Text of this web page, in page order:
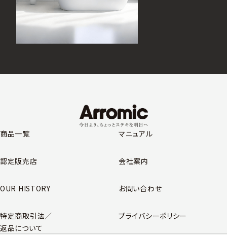
商品一覧 マニュアル
認定販売店 会社案内
OUR HISTORY お問い合わせ
特定商取引法／
返品について
プライバシーポリシー